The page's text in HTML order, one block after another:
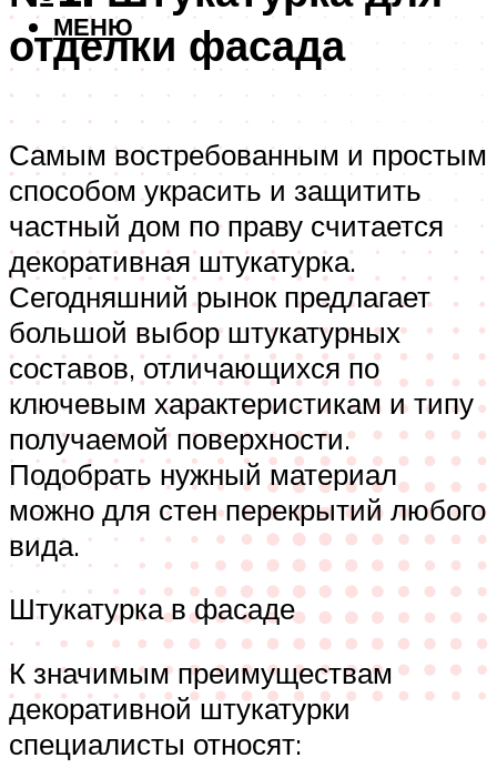
МЕНЮ
отделки фасада
Самым востребованным и простым
способом украсить и защитить
частный дом по праву считается
декоративная штукатурка.
Сегодняшний рынок предлагает
большой выбор штукатурных
составов, отличающихся по
ключевым характеристикам и типу
получаемой поверхности.
Подобрать нужный материал
можно для стен перекрытий любого
вида.
Штукатурка в фасаде
К значимым преимуществам
декоративной штукатурки
специалисты относят: